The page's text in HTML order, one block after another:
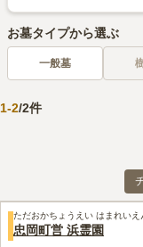
お墓タイプから選ぶ
一般墓
1-2/2件
ただおかちょうえい はまれいえ
忠岡町営 浜霊園